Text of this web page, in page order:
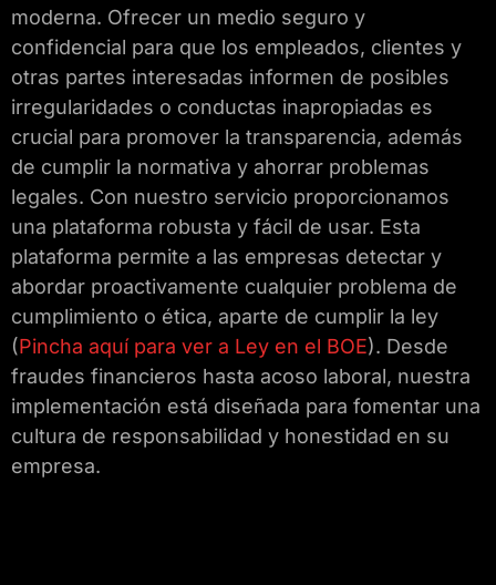
moderna. Ofrecer un medio seguro y
confidencial para que los empleados, clientes y
otras partes interesadas informen de posibles
irregularidades o conductas inapropiadas es
crucial para promover la transparencia, además
de cumplir la normativa y ahorrar problemas
legales. Con nuestro servicio proporcionamos
una plataforma robusta y fácil de usar. Esta
plataforma permite a las empresas detectar y
abordar proactivamente cualquier problema de
cumplimiento o ética, aparte de cumplir la ley
(Pincha aquí para ver a Ley en el BOE). Desde
fraudes financieros hasta acoso laboral, nuestra
implementación está diseñada para fomentar una
cultura de responsabilidad y honestidad en su
empresa.